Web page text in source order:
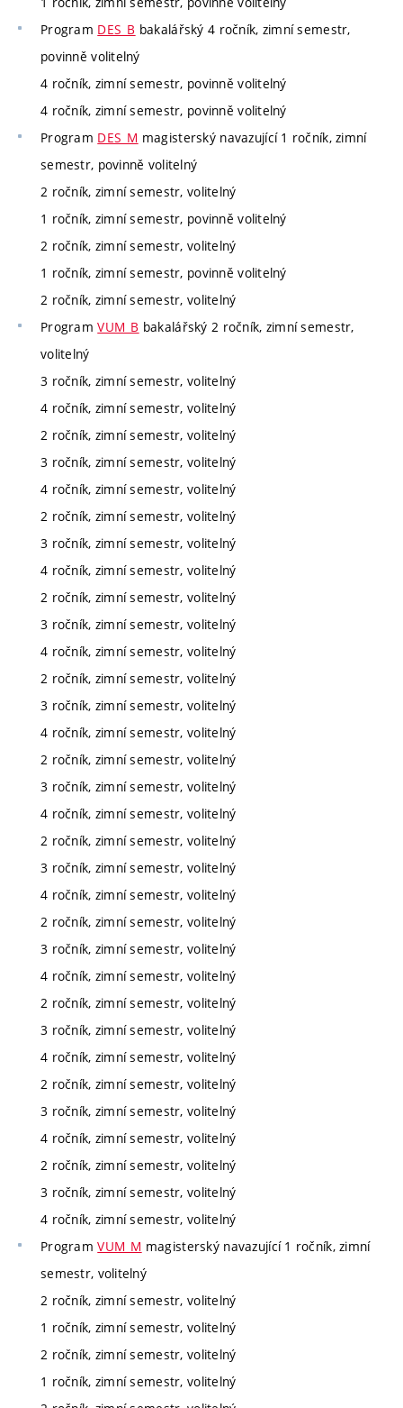
Program DES_B bakalářský 4 ročník, zimní semestr,
povinně volitelný
4 ročník, zimní semestr, povinně volitelný
4 ročník, zimní semestr, povinně volitelný
Program DES_M magisterský navazující 1 ročník, zimní
semestr, povinně volitelný
2 ročník, zimní semestr, volitelný
1 ročník, zimní semestr, povinně volitelný
2 ročník, zimní semestr, volitelný
1 ročník, zimní semestr, povinně volitelný
2 ročník, zimní semestr, volitelný
ProgramVUM_B bakalářský 2 ročník, zimní semestr,
volitelný
3 ročník, zimní semestr, volitelný
4 ročník, zimní semestr, volitelný
2 ročník, zimní semestr, volitelný
3 ročník, zimní semestr, volitelný
4 ročník, zimní semestr, volitelný
2 ročník, zimní semestr, volitelný
3 ročník, zimní semestr, volitelný
4 ročník, zimní semestr, volitelný
2 ročník, zimní semestr, volitelný
3 ročník, zimní semestr, volitelný
4 ročník, zimní semestr, volitelný
2 ročník, zimní semestr, volitelný
3 ročník, zimní semestr, volitelný
4 ročník, zimní semestr, volitelný
2 ročník, zimní semestr, volitelný
3 ročník, zimní semestr, volitelný
4 ročník, zimní semestr, volitelný
2 ročník, zimní semestr, volitelný
3 ročník, zimní semestr, volitelný
4 ročník, zimní semestr, volitelný
2 ročník, zimní semestr, volitelný
3 ročník, zimní semestr, volitelný
4 ročník, zimní semestr, volitelný
2 ročník, zimní semestr, volitelný
3 ročník, zimní semestr, volitelný
4 ročník, zimní semestr, volitelný
2 ročník, zimní semestr, volitelný
3 ročník, zimní semestr, volitelný
4 ročník, zimní semestr, volitelný
2 ročník, zimní semestr, volitelný
3 ročník, zimní semestr, volitelný
4 ročník, zimní semestr, volitelný
ProgramVUM_M magisterský navazující 1 ročník, zimní
semestr, volitelný
2 ročník, zimní semestr, volitelný
1 ročník, zimní semestr, volitelný
2 ročník, zimní semestr, volitelný
1 ročník, zimní semestr, volitelný